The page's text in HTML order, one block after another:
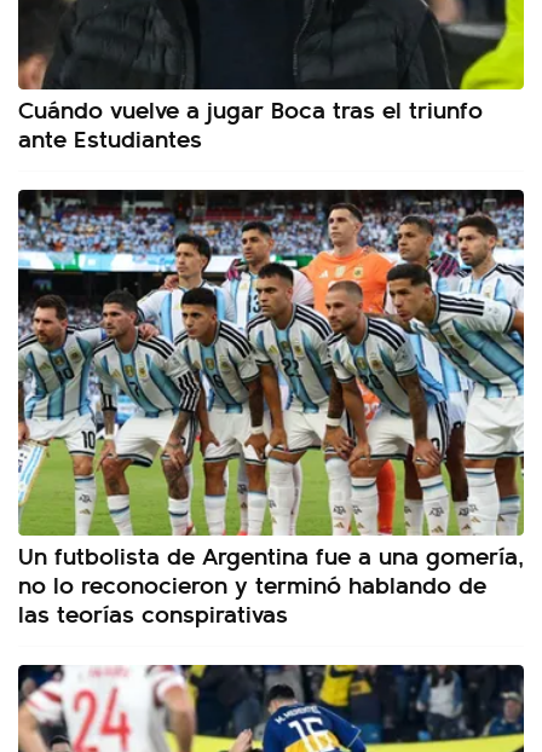
Cuándo vuelve a jugar Boca tras el triunfo
ante Estudiantes
Un futbolista de Argentina fue a una gomería,
no lo reconocieron y terminó hablando de
las teorías conspirativas